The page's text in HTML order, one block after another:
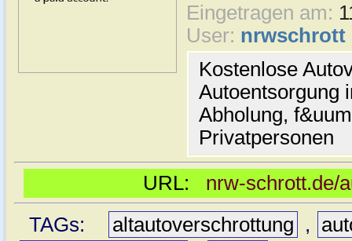
Eingetragen am:
User: nrwschrott
Kostenlose
Autoentsorgung
Abholung,
Privatpersonen
URL: nrw-schrott.de/
TAGs:
altautoverschrottung ,